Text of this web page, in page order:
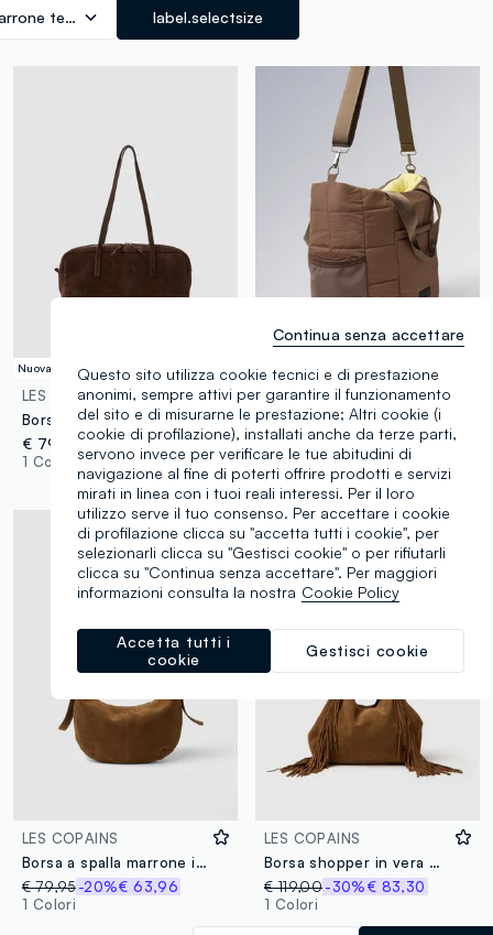
testa di moro label.selectsize
Nuova Collezione
LES COPAINS
Borsa marrone in vera pelle con doppi manici e zip
€ 79,95
1 Colori
ALTAVIA STUDIO
Borsa shopper imbottita ALTAVIA STUDIO
€ 39,95 -30%€ 27,96
1 Colori
LES COPAINS
Borsa a spalla marrone in vera pelle
€ 79,95-20%€ 63,96
1 Colori
LES COPAINS
Borsa shopper in vera pelle marrone con frange
€ 119,00-30%€ 83,30
1 Colori
Questo sito utilizza cookie tecnici e di prestazione
anonimi, sempre attivi per garantire il funzionamento
del sito e di misurarne le prestazione; Altri cookie (i
cookie di profilazione), installati anche da terze parti,
servono invece per verificare le tue abitudini di
navigazione al fine di poterti offrire prodotti e servizi
mirati in linea con i tuoi reali interessi. Per il loro
utilizzo serve il tuo consenso. Per accettare i cookie
di profilazione clicca su "accetta tutti i cookie", per
selezionarli clicca su "Gestisci cookie" o per rifiutarli
clicca su "Continua senza accettare". Per maggiori
informazioni consulta la nostra Cookie Policy
Gestisci cookie
Accetta tutti i
cookie
Continua senza accettare